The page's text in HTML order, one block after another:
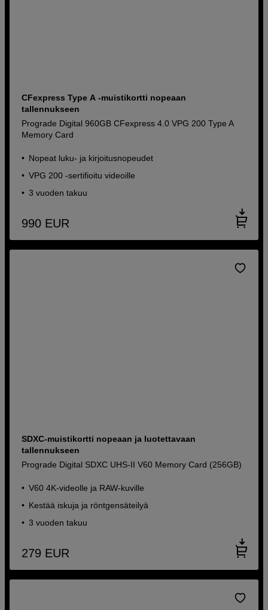
CFexpress Type A -muistikortti nopeaan
tallennukseen
Prograde Digital 960GB CFexpress 4.0 VPG 200 Type A
Memory Card
Nopeat luku- ja kirjoitusnopeudet
VPG 200 -sertifioitu videoille
3 vuoden takuu
990 EUR
SDXC-muistikortti nopeaan ja luotettavaan
tallennukseen
Prograde Digital SDXC UHS-II V60 Memory Card (256GB)
V60 4K-videolle ja RAW-kuville
Kestää iskuja ja röntgensäteilyä
3 vuoden takuu
279 EUR